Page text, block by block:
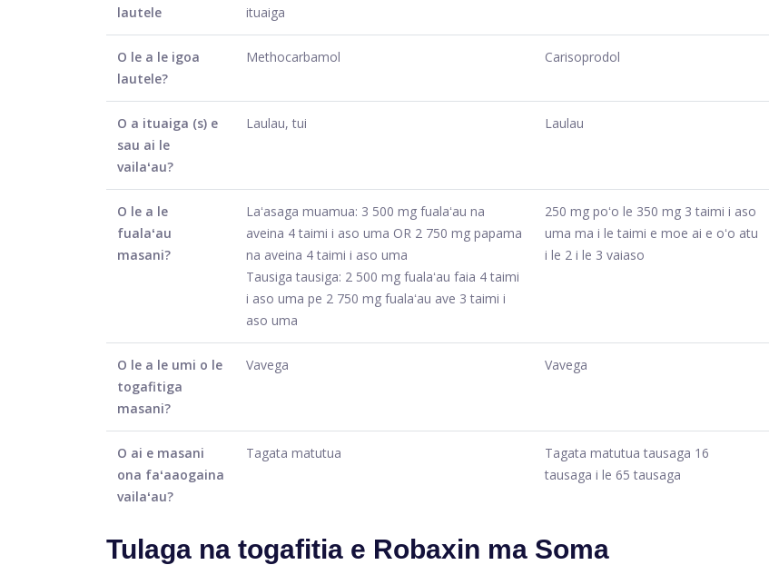
lautele
ituaiga
O le a le igoa
lautele?
Methocarbamol Carisoprodol
O a ituaiga (s) e
sau ai le
vailaʻau?
Laulau, tui Laulau
O le a le
fualaʻau
masani?
Laʻasaga muamua: 3 500 mg fualaʻau na
aveina 4 taimi i aso uma OR 2 750 mg papama
na aveina 4 taimi i aso uma
Tausiga tausiga: 2 500 mg fualaʻau faia 4 taimi
i aso uma pe 2 750 mg fualaʻau ave 3 taimi i
aso uma
250 mg poʻo le 350 mg 3 taimi i aso
uma ma i le taimi e moe ai e oʻo atu
i le 2 i le 3 vaiaso
O le a le umi o le
togafitiga
masani?
Vavega Vavega
O ai e masani
ona faʻaaogaina
vailaʻau?
Tagata matutua
Tagata matutua tausaga 16
tausaga i le 65 tausaga
Tulaga na togafitia e Robaxin ma Soma